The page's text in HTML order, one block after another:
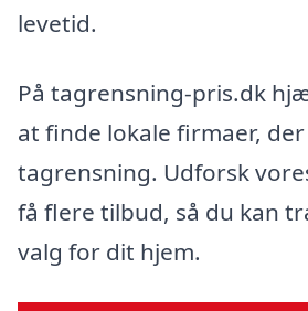
levetid.
På tagrensning-pris.dk
at finde lokale firmaer,
tagrensning. Udforsk
få flere tilbud, så du kan
valg for dit hjem.